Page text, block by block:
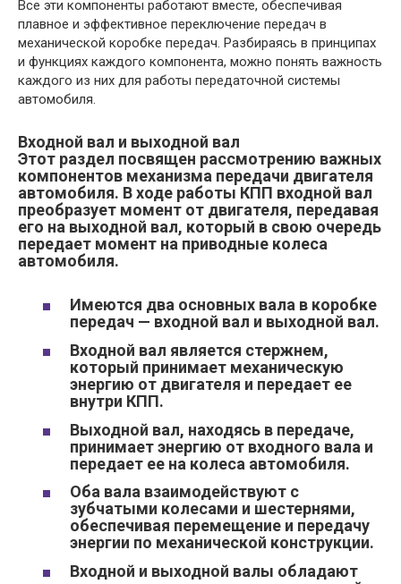
Все эти компоненты работают вместе, обеспечивая
плавное и эффективное переключение передач в
механической коробке передач. Разбираясь в принципах
и функциях каждого компонента, можно понять важность
каждого из них для работы передаточной системы
автомобиля.
Входной вал и выходной вал
Этот раздел посвящен рассмотрению важных
компонентов механизма передачи двигателя
автомобиля. В ходе работы КПП входной вал
преобразует момент от двигателя, передавая
его на выходной вал, который в свою очередь
передает момент на приводные колеса
автомобиля.
Имеются два основных вала в коробке
передач — входной вал и выходной вал.
Входной вал является стержнем,
который принимает механическую
энергию от двигателя и передает ее
внутри КПП.
Выходной вал, находясь в передаче,
принимает энергию от входного вала и
передает ее на колеса автомобиля.
Оба вала взаимодействуют с
зубчатыми колесами и шестернями,
обеспечивая перемещение и передачу
энергии по механической конструкции.
Входной и выходной валы обладают